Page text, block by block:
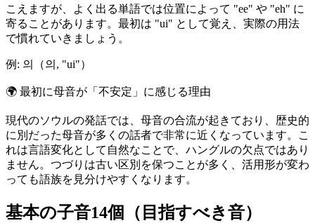
こえますが、よく出る単語では位置によって "ee" や "eh" に
寄ることがあります。最初は "ui" として覚え、実際の用法
で慣れていきましょう。
例: 의（의, "ui"）
🌍 最初に母音が「不安定」に感じる理由
現代のソウルの発話では、母音の合流が起きており、歴史的
に別だった母音が多くの話者で非常に近くなっています。こ
れは言語変化として自然なことで、ハングルの欠点ではあり
ません。つづりは古い区別を保つことが多く、活用形が変わ
っても語族を見分けやすくなります。
基本の子音14個（目指すべき音）